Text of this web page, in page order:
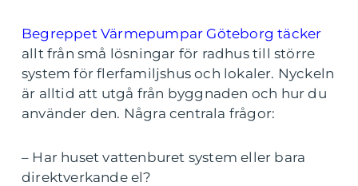
Begreppet Värmepumpar Göteborg täcker
allt från små lösningar för radhus till större
system för flerfamiljshus och lokaler. Nyckeln
är alltid att utgå från byggnaden och hur du
använder den. Några centrala frågor:
– Har huset vattenburet system eller bara
direktverkande el?